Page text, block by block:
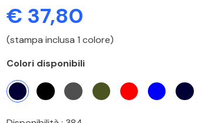
€ 37,80
(stampa inclusa 1 colore)
Colori disponibili